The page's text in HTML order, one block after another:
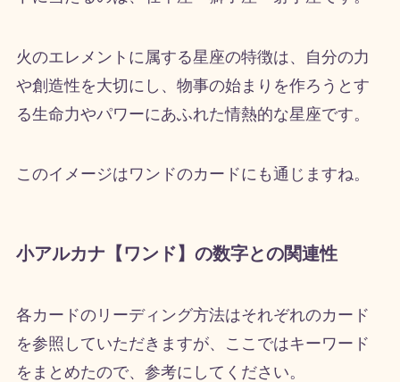
火のエレメントに属する星座の特徴は、自分の力
や創造性を大切にし、物事の始まりを作ろうとす
る生命力やパワーにあふれた情熱的な星座です。
このイメージはワンドのカードにも通じますね。
小アルカナ【ワンド】の数字との関連性
各カードのリーディング方法はそれぞれのカード
を参照していただきますが、ここではキーワード
をまとめたので、参考にしてください。